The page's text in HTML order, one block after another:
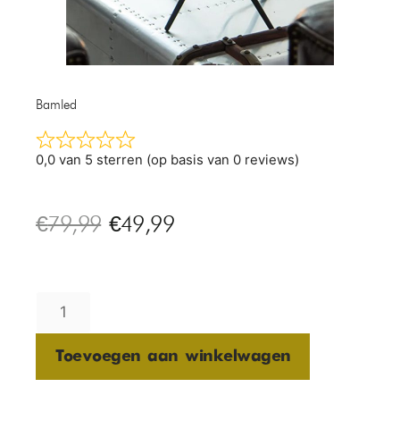
Bamled
0,0 van 5 sterren (op basis van 0 reviews)
€79,99 €49,99
Toevoegen aan winkelwagen